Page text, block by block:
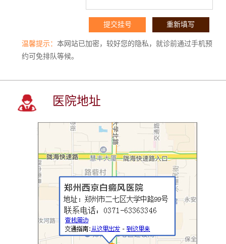
温馨提示：本网站已加密，较好您的隐私，就诊前通过手机预
约可免排队等候。
医院地址